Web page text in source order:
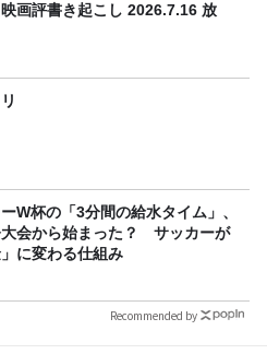
画評書き起こし 2026.7.16 放
W杯の「3分間の給水タイム」、
会から始まった？ サッカーが
」に変わる仕組み
Recommended by